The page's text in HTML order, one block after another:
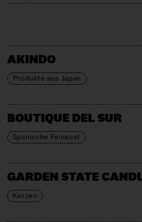
AKINDO
Produkte aus Japan
BOUTIQUE DEL SUR
Spanische Feinkost
GARDEN STATE
Kerzen